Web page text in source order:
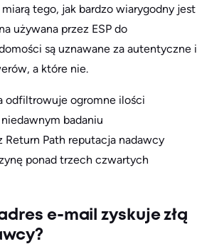
tego, jak bardzo wiarygodny jest
używana przez ESP do
są uznawane za autentyczne i
a które nie.
odfiltrowuje ogromne ilości
badaniu
Return Path reputacja nadawcy
ponad trzech czwartych
e-mail zyskuje złą